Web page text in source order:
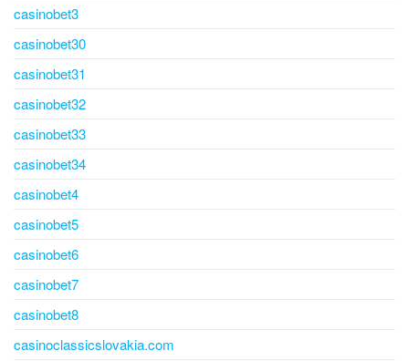
casinobet3
casinobet30
casinobet31
casinobet32
casinobet33
casinobet34
casinobet4
casinobet5
casinobet6
casinobet7
casinobet8
casinoclassicslovakia.com